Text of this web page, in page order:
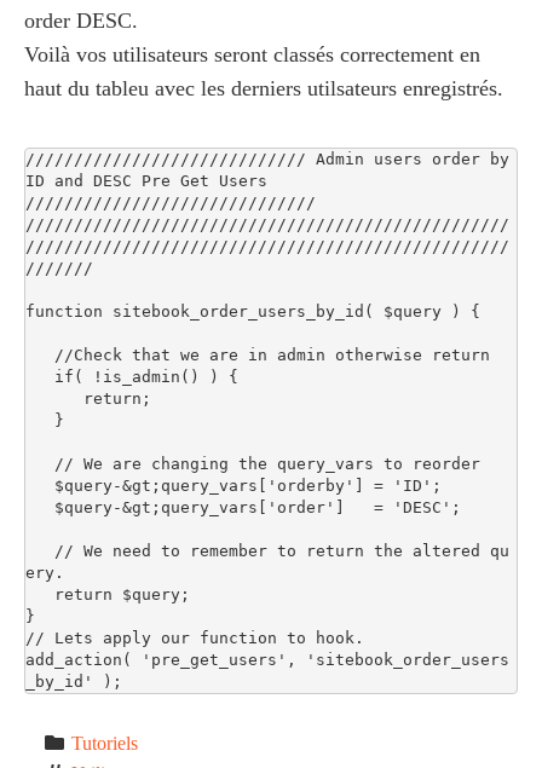
order DESC.
Voilà vos utilisateurs seront classés correctement en
haut du tableu avec les derniers utilsateurs enregistrés.
///////////////////////////// Admin users order by
ID and DESC Pre Get Users
//////////////////////////////
//////////////////////////////////////////////////
//////////////////////////////////////////////////
///////
function sitebook_order_users_by_id( $query ) {
ery.
}
// Lets apply our function to hook.
add_action( 'pre_get_users', 'sitebook_order_users
_by_id' );
Tutoriels